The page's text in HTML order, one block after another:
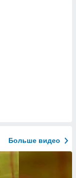
Больше видео